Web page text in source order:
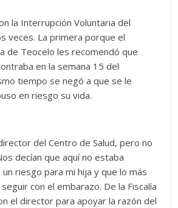
la Interrupción Voluntaria del
veces. La primera porque el
de Teocelo les recomendó que
en la semana 15 del
tiempo se negó a que se le
en riesgo su vida.
del Centro de Salud, pero no
decían que aquí no estaba
riesgo para mi hija y que lo más
con el embarazo. De la Fiscalía
el director para apoyar la razón del